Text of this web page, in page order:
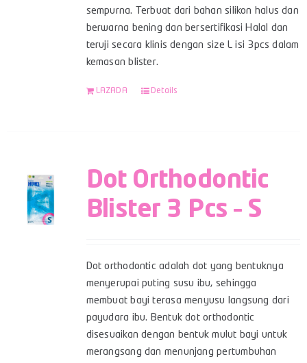
sempurna. Terbuat dari bahan silikon halus dan
berwarna bening dan bersertifikasi Halal dan
teruji secara klinis dengan size L isi 3pcs dalam
kemasan blister.
LAZADA Details
Dot Orthodontic
Blister 3 Pcs – S
Dot orthodontic adalah dot yang bentuknya
menyerupai puting susu ibu, sehingga
membuat bayi terasa menyusu langsung dari
payudara ibu. Bentuk dot orthodontic
disesuaikan dengan bentuk mulut bayi untuk
merangsang dan menunjang pertumbuhan